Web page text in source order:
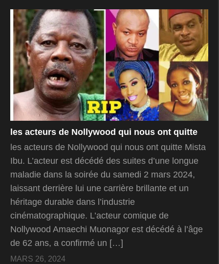
les acteurs de Nollywood qui nous ont quitte
les acteurs de Nollywood qui nous ont quitte Mista
Ibu. L’acteur est décédé des suites d’une longue
maladie dans la soirée du samedi 2 mars 2024,
laissant derrière lui une carrière brillante et un
héritage durable dans l’industrie
cinématographique. L’acteur comique de
Nollywood Amaechi Muonagor est décédé à l’âge
de 62 ans, a confirmé un […]
MARS 26, 2024